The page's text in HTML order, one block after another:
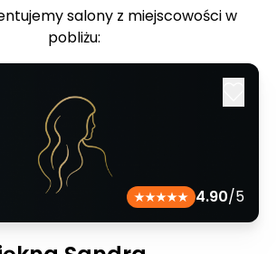
salony z miejscowości w
pobliżu:
4.90/5